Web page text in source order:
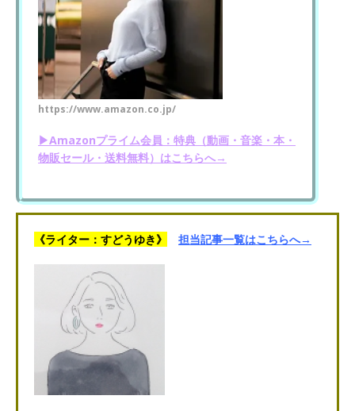
https://www.amazon.co.jp/
▶Amazonプライム会員：特典（動画・音楽・本・
物販セール・送料無料）はこちらへ→
《ライター：すどうゆき》 担当記事一覧はこちらへ→